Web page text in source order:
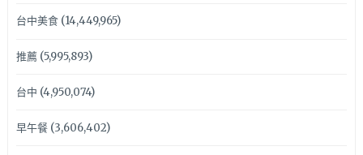
台中美食(14,449,965)
推薦(5,995,893)
台中 (4,950,074)
早午餐(3,606,402)